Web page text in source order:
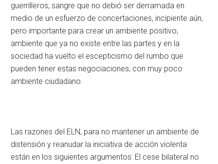
guerrilleros, sangre que no debió ser derramada en
medio de un esfuerzo de concertaciones, incipiente aún,
pero importante para crear un ambiente positivo,
ambiente que ya no existe entre las partes y en la
sociedad ha vuelto el escepticismo del rumbo que
pueden tener estas negociaciones, con muy poco
ambiente ciudadano.
Las razones del ELN, para no mantener un ambiente de
distensión y reanudar la iniciativa de acción violenta
están en los siguientes argumentos: El cese bilateral no